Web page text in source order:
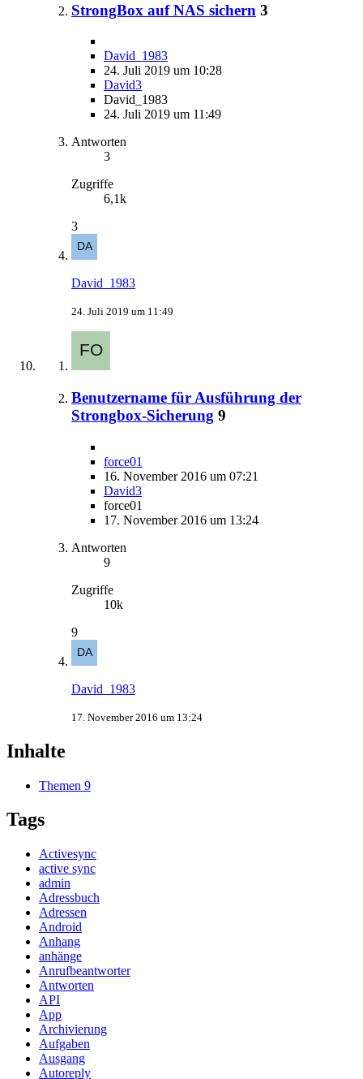
StrongBox auf NAS sichern 3
David_1983
24. Juli 2019 um 10:28
David3
David_1983
24. Juli 2019 um 11:49
Antworten
3
Zugriffe
6,1k
3
David_1983
24. Juli 2019 um 11:49
Benutzername für Ausführung der
Strongbox-Sicherung 9
force01
16. November 2016 um 07:21
David3
force01
17. November 2016 um 13:24
Antworten
9
Zugriffe
10k
9
David_1983
17. November 2016 um 13:24
Inhalte
Themen 9
Tags
Activesync
active sync
admin
Adressbuch
Adressen
Android
Anhang
anhänge
Anrufbeantworter
Antworten
API
App
Archivierung
Aufgaben
Ausgang
Autoreply